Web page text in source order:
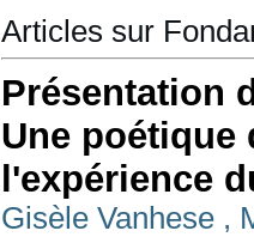
Articles sur
Présentation
Une poétique
l'expérience
Gisèle Vanhese ,